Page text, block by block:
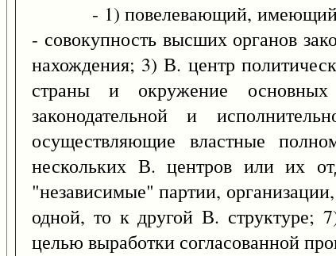
- 1) повелевающий, имеющий
- совокупность высших органов
нахождения; 3) В. центр
страны и окружение
законодательной и
осуществляющие властные
нескольких В. центров или их
"независимые" партии,
одной, то к другой В. структуре;
целью выработки согласованной